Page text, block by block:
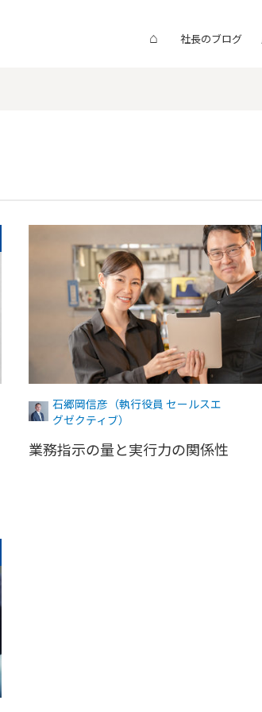
⌂ 社長のブログ
石郷岡信彦（執行役員 セールスエ
グゼクティブ）
業務指示の量と実行力の関係性